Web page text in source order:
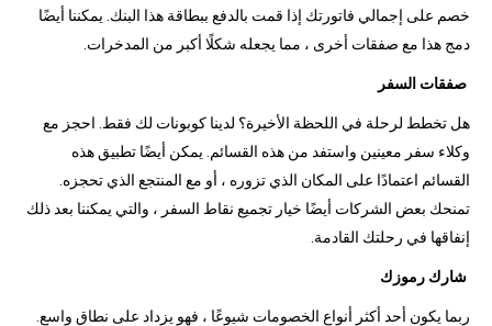
خصم على إجمالي فاتورتك إذا قمت بالدفع ببطاقة هذا البنك. يمكننا أيضًا
دمج هذا مع صفقات أخرى ، مما يجعله شكلًا أكبر من المدخرات.
صفقات السفر
هل تخطط لرحلة في اللحظة الأخيرة؟ لدينا كوبونات لك فقط. احجز مع
وكلاء سفر معينين واستفد من هذه القسائم. يمكن أيضًا تطبيق هذه
القسائم اعتمادًا على المكان الذي تزوره ، أو مع المنتجع الذي تحجزه.
تمنحك بعض الشركات أيضًا خيار تجميع نقاط السفر ، والتي يمكننا بعد ذلك
إنفاقها في رحلتك القادمة.
شارك رموزك
ربما يكون أحد أكثر أنواع الخصومات شيوعًا ، فهو يزداد على نطاق واسع.